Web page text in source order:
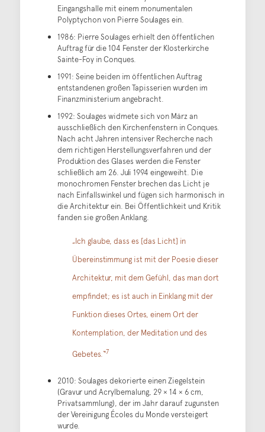
Eingangshalle mit einem monumentalen
Polyptychon von Pierre Soulages ein.
1986: Pierre Soulages erhielt den öffentlichen
Auftrag für die 104 Fenster der Klosterkirche
Sainte-Foy in Conques.
1991: Seine beiden im öffentlichen Auftrag
entstandenen großen Tapisserien wurden im
Finanzministerium angebracht.
1992: Soulages widmete sich von März an
ausschließlich den Kirchenfenstern in Conques.
Nach acht Jahren intensiver Recherche nach
dem richtigen Herstellungsverfahren und der
Produktion des Glases werden die Fenster
schließlich am 26. Juli 1994 eingeweiht. Die
monochromen Fenster brechen das Licht je
nach Einfallswinkel und fügen sich harmonisch in
die Architektur ein. Bei Öffentlichkeit und Kritik
fanden sie großen Anklang.
„Ich glaube, dass es [das Licht] in
Übereinstimmung ist mit der Poesie dieser
Architektur, mit dem Gefühl, das man dort
empfindet; es ist auch in Einklang mit der
Funktion dieses Ortes, einem Ort der
Kontemplation, der Meditation und des
Gebetes.“7
2010: Soulages dekorierte einen Ziegelstein
(Gravur und Acrylbemalung, 29 × 14 × 6 cm,
Privatsammlung), der im Jahr darauf zugunsten
der Vereinigung Écoles du Monde versteigert
wurde.